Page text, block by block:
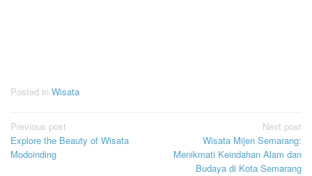
Posted in Wisata
Post
navigation
Previous post
Explore the Beauty of Wisata
Modoinding
Next post
Wisata Mijen Semarang:
Menikmati Keindahan Alam dan
Budaya di Kota Semarang